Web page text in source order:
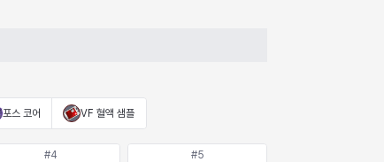
포스 코어 VF 혈액 샘플
#4 #5